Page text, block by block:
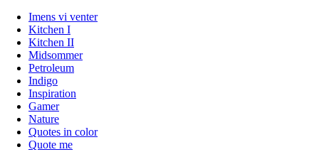
Imens vi venter
Kitchen I
Kitchen II
Midsommer
Petroleum
Indigo
Inspiration
Gamer
Nature
Quotes in color
Quote me